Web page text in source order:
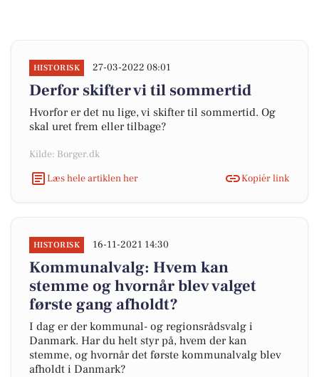
HISTORISK 27-03-2022 08:01
Derfor skifter vi til sommertid
Hvorfor er det nu lige, vi skifter til sommertid. Og
skal uret frem eller tilbage?
Kilde: Borger.dk
Læs hele artiklen her
Kopiér link
HISTORISK 16-11-2021 14:30
Kommunalvalg: Hvem kan
stemme og hvornår blev valget
første gang afholdt?
I dag er der kommunal- og regionsrådsvalg i
Danmark. Har du helt styr på, hvem der kan
stemme, og hvornår det første kommunalvalg blev
afholdt i Danmark?